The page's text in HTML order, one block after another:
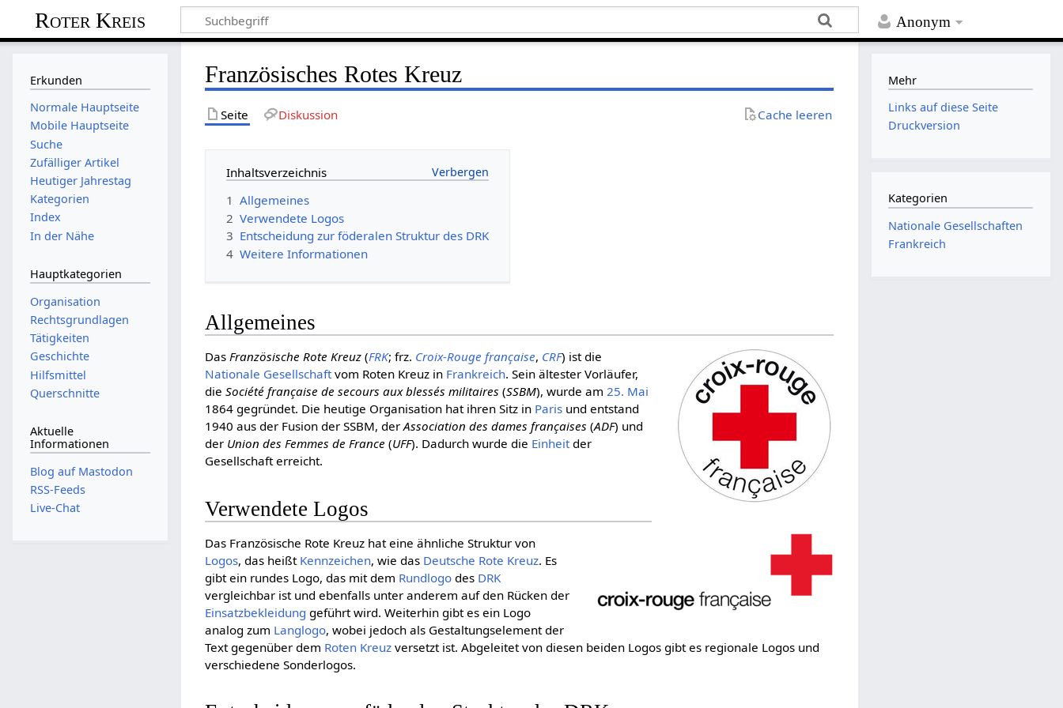
Anonym
Roter Kreis
Französisches Rotes Kreuz
Seite Diskussion Cache leeren
Inhaltsverzeichnis
1 Allgemeines
2 Verwendete Logos
3 Entscheidung zur föderalen Struktur des DRK
4 Weitere Informationen
Allgemeines
DasFranzösische Rote Kreuz (FRK; frz. Croix-Rouge française, CRF) ist die
Nationale Gesellschaftvom Roten Kreuz in Frankreich. Sein ältester Vorläufer,
dieSociété française de secours aux blessés militaires (SSBM), wurde am25. Mai
1864 gegründet. Die heutige Organisation hat ihren Sitz in Paris und entstand
1940 aus der Fusion der SSBM, derAssociation des dames françaises (ADF) und
der Union des Femmes de France (UFF). Dadurch wurde die Einheitder
Gesellschaft erreicht.
Verwendete Logos
Das Französische Rote Kreuz hat eine ähnliche Struktur von
Logos, das heißt Kennzeichen, wie das Deut­sche Rote Kreuz. Es
gibt ein rundes Logo, das mit dem Rundlogo des DRK
vergleichbar ist und ebenfalls unter anderem auf den Rücken der
Einsatzbekleidung geführt wird. Weiterhin gibt es ein Logo
analog zum Langlogo, wobei jedoch als Gestaltungselement der
Text gegenüber dem Roten Kreuz versetzt ist. Abgeleitet von diesen beiden Logos gibt es regionale Logos und
verschiedene Sonderlogos.
Erkunden
Normale Hauptseite
Mobile Hauptseite
Suche
Zufälliger Artikel
Heutiger Jahrestag
Kategorien
Index
In der Nähe
Hauptkategorien
Organisation
Rechtsgrundlagen
Tätigkeiten
Geschichte
Hilfsmittel
Querschnitte
Aktuelle
Informationen
Blog auf Mastodon
RSS-Feeds
Live-Chat
Mehr
Links auf diese Seite
Druckversion
Kategorien
Nationale Gesellschaften
Frankreich